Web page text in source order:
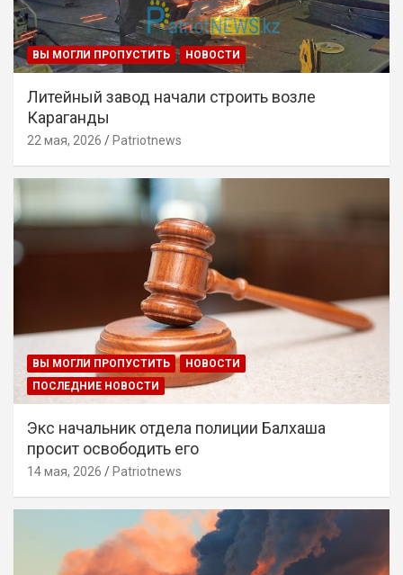
ВЫ МОГЛИ ПРОПУСТИТЬ НОВОСТИ
Литейный завод начали строить возле
Караганды
22 мая, 2026 Patriotnews
ВЫ МОГЛИ ПРОПУСТИТЬ
НОВОСТИ
ПОСЛЕДНИЕ НОВОСТИ
Экс начальник отдела полиции Балхаша
просит освободить его
14 мая, 2026 Patriotnews